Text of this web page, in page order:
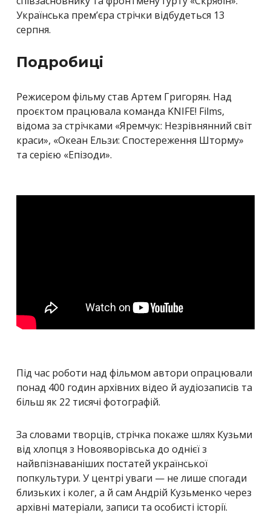
Українська прем’єра стрічки відбудеться 13
серпня.
Подробиці
Режисером фільму став Артем Григорян. Над
проєктом працювала команда KNIFE! Films,
відома за стрічками «Яремчук: Незрівнянний світ
краси», «Океан Ельзи: Спостереження Шторму»
та серією «Епізоди».
Під час роботи над фільмом автори опрацювали
понад 400 годин архівних відео й аудіозаписів та
більш як 22 тисячі фотографій.
За словами творців, стрічка покаже шлях Кузьми
від хлопця з Новояворівська до однієї з
найвпізнаваніших постатей української
попкультури. У центрі уваги — не лише спогади
близьких і колег, а й сам Андрій Кузьменко через
архівні матеріали, записи та особисті історії.